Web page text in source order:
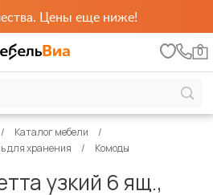
Цены еще ниже!
0
Каталог мебели
для хранения Комоды
узкий 6 ящ.,